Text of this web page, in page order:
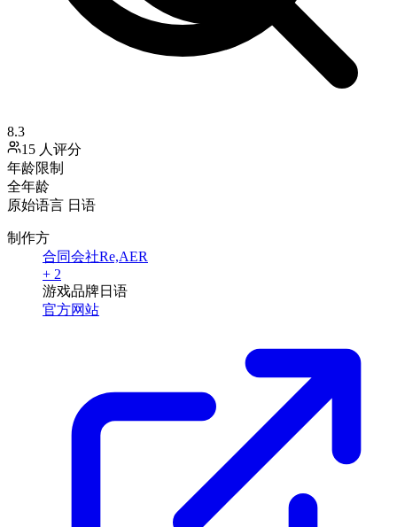
8.3
15 人评分
年龄限制
全年龄
原始语言 日语
制作方
合同会社Re,AER
+ 2
游戏品牌日语
官方网站